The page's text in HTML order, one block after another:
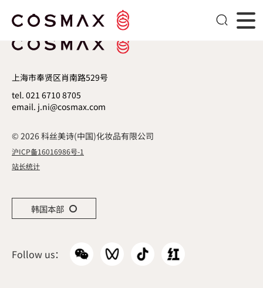
上海市奉贤区肖南路529号
tel. 021 6710 8705
email. j.ni@cosmax.com
© 2026 科丝美诗(中国)化妆品有限公司
沪ICP备16016986号-1
站长统计
Follow us：